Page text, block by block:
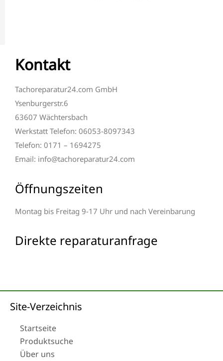
Kontakt
Tachoreparatur24.com GmbH
Ysenburgerstr.6
63607 Wächtersbach
Werkstatt Telefon: 06053-8097343
Telefon: 0171 – 1694275
Email: info@tachoreparatur24.com
Öffnungszeiten
Montag bis Freitag 9-17 Uhr und nach Vereinbarung
Direkte reparaturanfrage
Site-Verzeichnis
Startseite
Produktsuche
Über uns